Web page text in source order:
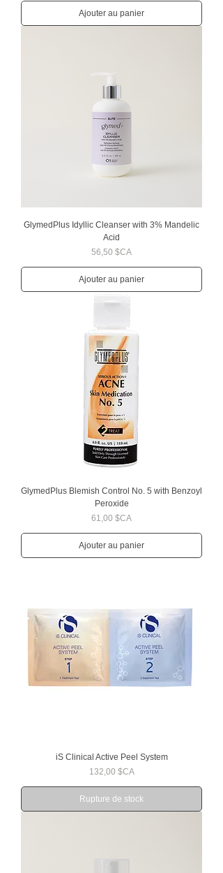
Ajouter au panier
GlymedPlus Idyllic Cleanser with 3% Mandelic
Acid
Prix
56,50 $CA
Ajouter au panier
GlymedPlus Blemish Control No. 5 with Benzoyl
Peroxide
Prix
61,00 $CA
Ajouter au panier
iS Clinical Active Peel System
Prix
132,00 $CA
Rupture de stock